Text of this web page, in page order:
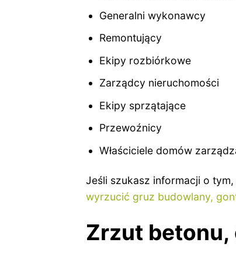
Generalni wykonawcy
Remontujący
Ekipy rozbiórkowe
Zarządcy nieruchomości
Ekipy sprzątające
Przewoźnicy
Właściciele domów
Jeśli szukasz informacji o
wyrzucić gruz budowlany,
Zrzut betonu,